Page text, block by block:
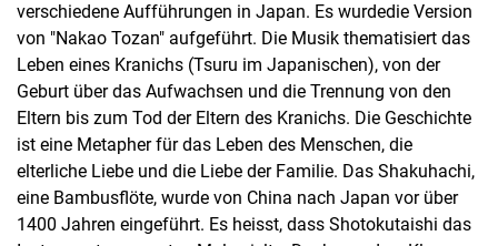
verschiedene Aufführungen in Japan. Es wurdedie Version
von "Nakao Tozan" aufgeführt. Die Musik thematisiert das
Leben eines Kranichs (Tsuru im Japanischen), von der
Geburt über das Aufwachsen und die Trennung von den
Eltern bis zum Tod der Eltern des Kranichs. Die Geschichte
ist eine Metapher für das Leben des Menschen, die
elterliche Liebe und die Liebe der Familie. Das Shakuhachi,
eine Bambusflöte, wurde von China nach Japan vor über
1400 Jahren eingeführt. Es heisst, dass Shotokutaishi das